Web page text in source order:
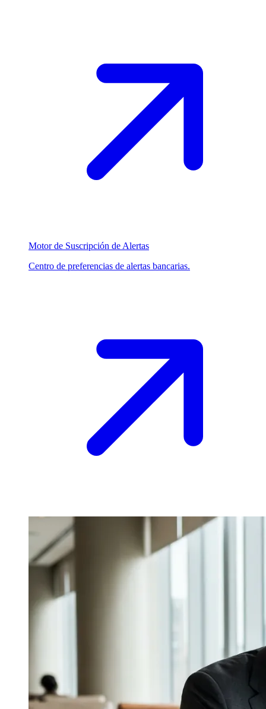
Motor de Suscripción de Alertas
Centro de preferencias de alertas bancarias.